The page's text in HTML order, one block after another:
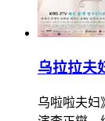
乌拉拉夫
乌啦啦夫妇